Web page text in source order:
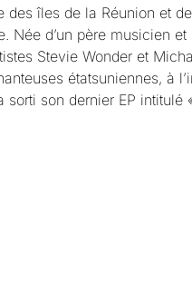
des îles de la Réunion et
d’un père musicien et
Stevie Wonder et
étatsuniennes, à
son dernier EP intitulé «